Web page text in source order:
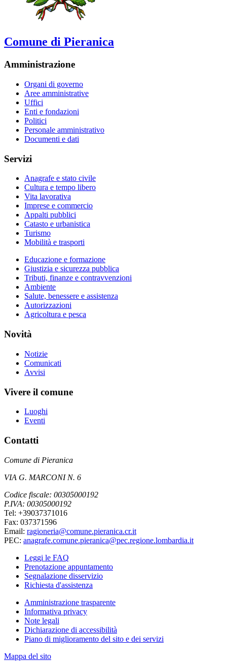
Comune di Pieranica
Amministrazione
Organi di governo
Aree amministrative
Uffici
Enti e fondazioni
Politici
Personale amministrativo
Documenti e dati
Servizi
Anagrafe e stato civile
Cultura e tempo libero
Vita lavorativa
Imprese e commercio
Appalti pubblici
Catasto e urbanistica
Turismo
Mobilità e trasporti
Educazione e formazione
Giustizia e sicurezza pubblica
Tributi, finanze e contravvenzioni
Ambiente
Salute, benessere e assistenza
Autorizzazioni
Agricoltura e pesca
Novità
Notizie
Comunicati
Avvisi
Vivere il comune
Luoghi
Eventi
Contatti
Comune di Pieranica
VIA G. MARCONI N. 6
Codice fiscale: 00305000192
P.IVA: 00305000192
Tel: +39037371016
Fax: 037371596
Email: ragioneria@comune.pieranica.cr.it
PEC: anagrafe.comune.pieranica@pec.regione.lombardia.it
Leggi le FAQ
Prenotazione appuntamento
Segnalazione disservizio
Richiesta d'assistenza
Amministrazione trasparente
Informativa privacy
Note legali
Dichiarazione di accessibilità
Piano di miglioramento del sito e dei servizi
Mappa del sito